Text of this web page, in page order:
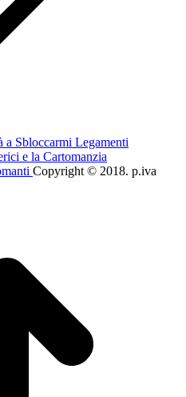
a Sbloccarmi Legamenti
e la Cartomanzia
Copyright © 2018. p.iva